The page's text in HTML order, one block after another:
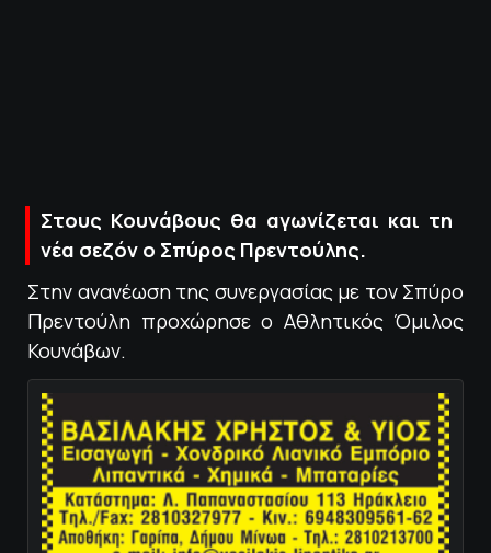
Στους Κουνάβους θα αγωνίζεται και τη
νέα σεζόν ο Σπύρος Πρεντούλης.
Στην ανανέωση της συνεργασίας με τον Σπύρο
Πρεντούλη προχώρησε ο Αθλητικός Όμιλος
Κουνάβων.